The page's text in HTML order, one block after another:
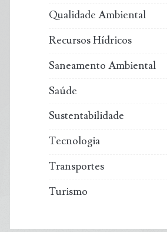
Qualidade Ambiental
Recursos Hídricos
Saneamento Ambiental
Saúde
Sustentabilidade
Tecnologia
Transportes
Turismo